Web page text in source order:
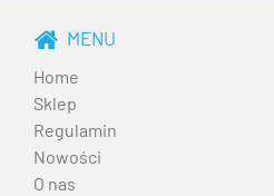
MENU
Home
Sklep
Regulamin
Nowości
O nas